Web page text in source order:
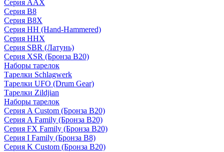
Серия AAX
Серия B8
Серия B8X
Серия HH (Hand-Hammered)
Серия HHX
Серия SBR (Латунь)
Серия XSR (Бронза B20)
Наборы тарелок
Тарелки Schlagwerk
Тарелки UFO (Drum Gear)
Тарелки Zildjian
Наборы тарелок
Серия A Custom (Бронза B20)
Серия A Family (Бронза B20)
Серия FX Family (Бронза B20)
Серия I Family (Бронза B8)
Серия K Custom (Бронза B20)